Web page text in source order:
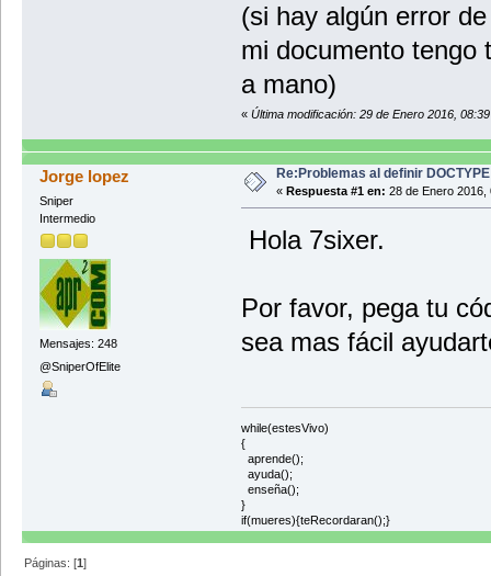
(si hay algún error
mi documento tengo
a mano)
« Última modificación: 29 de Enero 2016,
Jorge lopez
Sniper
Intermedio
Mensajes: 248
@SniperOfElite
Re:Problemas al definir
« Respuesta #1 en: 28 de Enero 2016,
Hola 7sixer.
Por favor, pega tu
sea mas fácil
while(estesVivo)
{
aprende();
ayuda();
enseña();
}
if(mueres){teRecordaran();}
Páginas: [1]